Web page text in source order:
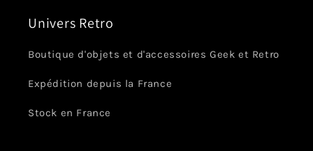
Univers Retro
Boutique d'objets et d'accessoires Geek et Retro
Expédition depuis la France
Stock en France